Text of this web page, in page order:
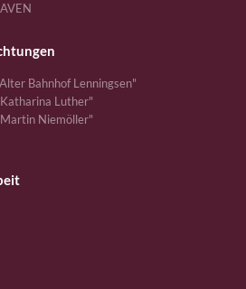
Bahnhof Lenningsen"
Luther"
Niemöller"